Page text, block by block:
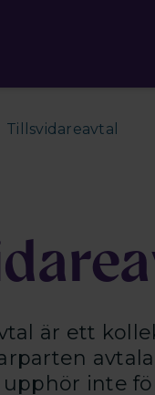
Tillsvidareavtal
är ett
inte